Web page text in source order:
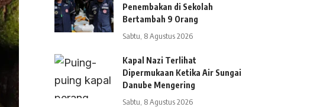
Penembakan di Sekolah
Bertambah 9 Orang
Sabtu, 8 Agustus 2026
Kapal Nazi Terlihat
Dipermukaan Ketika Air Sungai
Danube Mengering
Sabtu, 8 Agustus 2026